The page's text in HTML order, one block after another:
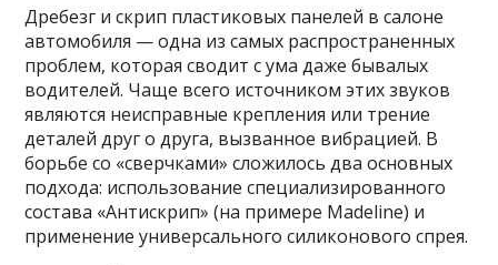
Дребезг и скрип пластиковых панелей в салоне
автомобиля — одна из самых распространенных
проблем, которая сводит с ума даже бывалых
водителей. Чаще всего источником этих звуков
являются неисправные крепления или трение
деталей друг о друга, вызванное вибрацией. В
борьбе со «сверчками» сложилось два основных
подхода: использование специализированного
состава «Антискрип» (на примере Madeline) и
применение универсального силиконового спрея.